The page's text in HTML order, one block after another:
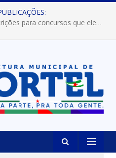
Prefeitura de Portel abre inscrições para concursos que elegerão os destaques do Verão 2026